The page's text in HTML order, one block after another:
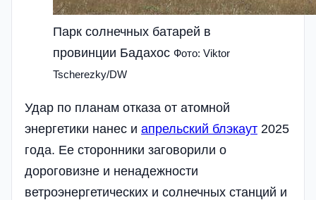
Парк солнечных батарей в
провинции Бадахос Фото: Viktor
Tscherezky/DW
Удар по планам отказа от атомной
энергетики нанес и апрельский блэкаут 2025
года. Ее сторонники заговорили о
дороговизне и ненадежности
ветроэнергетических и солнечных станций и